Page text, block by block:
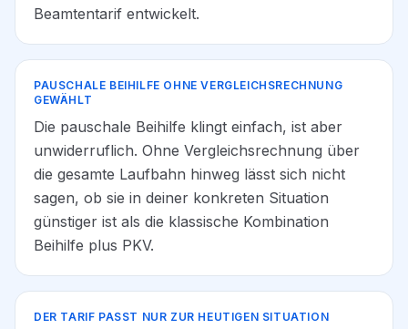
Beamtentarif entwickelt.
PAUSCHALE BEIHILFE OHNE VERGLEICHSRECHNUNG
GEWÄHLT
Die pauschale Beihilfe klingt einfach, ist aber
unwiderruflich. Ohne Vergleichsrechnung über
die gesamte Laufbahn hinweg lässt sich nicht
sagen, ob sie in deiner konkreten Situation
günstiger ist als die klassische Kombination
Beihilfe plus PKV.
DER TARIF PASST NUR ZUR HEUTIGEN SITUATION